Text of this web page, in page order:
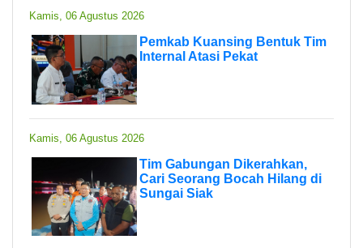
Kamis, 06 Agustus 2026
Pemkab Kuansing Bentuk Tim
Internal Atasi Pekat
Kamis, 06 Agustus 2026
Tim Gabungan Dikerahkan,
Cari Seorang Bocah Hilang di
Sungai Siak